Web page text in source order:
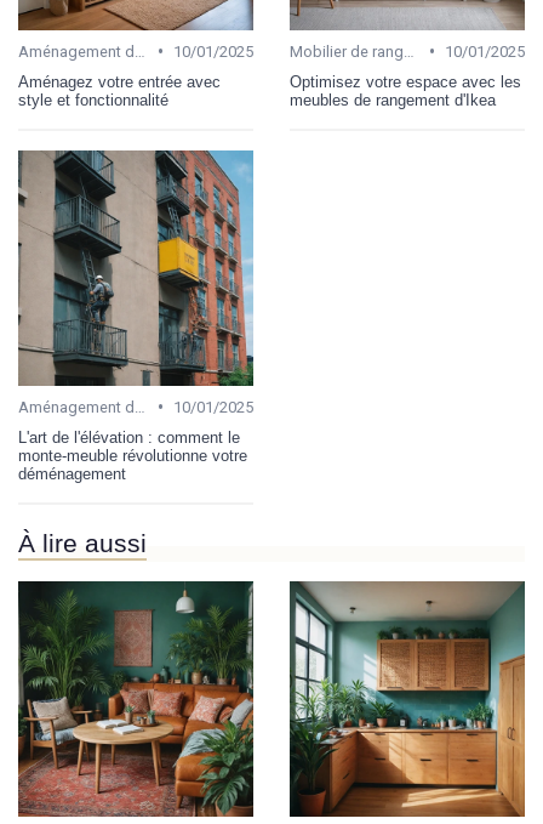
Aménagement de bureau •
10/01/2025
Aménagez votre entrée avec
style et fonctionnalité
Mobilier de rangement pour bureau •
10/01/2025
Optimisez votre espace avec les
meubles de rangement d'Ikea
Aménagement de bureau •
10/01/2025
L'art de l'élévation : comment le
monte-meuble révolutionne votre
déménagement
À lire aussi